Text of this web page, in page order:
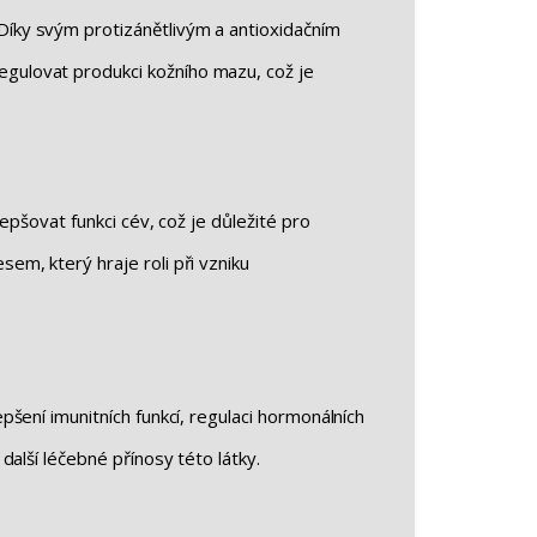
svým protizánětlivým a antioxidačním
produkci kožního mazu, což je
funkci cév, což je důležité pro
který hraje roli při vzniku
imunitních funkcí, regulaci hormonálních
léčebné přínosy této látky.